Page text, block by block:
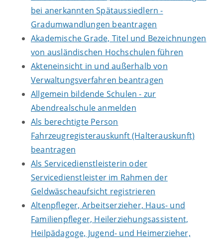
bei anerkannten Spätaussiedlern -
Gradumwandlungen beantragen
Akademische Grade, Titel und Bezeichnungen
von ausländischen Hochschulen führen
Akteneinsicht in und außerhalb von
Verwaltungsverfahren beantragen
Allgemein bildende Schulen - zur
Abendrealschule anmelden
Als berechtigte Person
Fahrzeugregisterauskunft (Halterauskunft)
beantragen
Als Servicedienstleisterin oder
Servicedienstleister im Rahmen der
Geldwäscheaufsicht registrieren
Altenpfleger, Arbeitserzieher, Haus- und
Familienpfleger, Heilerziehungsassistent,
Heilpädagoge, Jugend- und Heimerzieher,